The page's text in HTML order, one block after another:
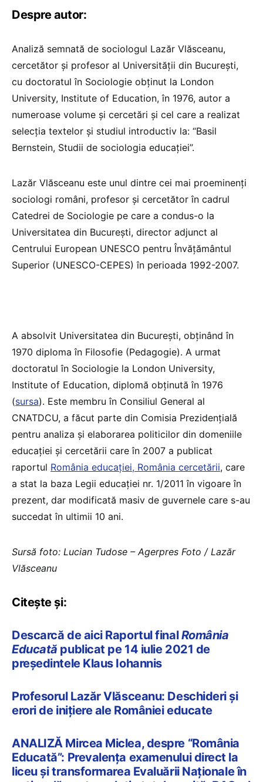
Despre autor:
Analiză semnată de sociologul Lazăr Vlăsceanu,
cercetător și profesor al Universității din București,
cu doctoratul în Sociologie obținut la London
University, Institute of Education, în 1976, autor a
numeroase volume și cercetări și cel care a realizat
selecţia textelor şi studiul introductiv la: “Basil
Bernstein, Studii de sociologia educaţiei”.
Lazăr Vlăsceanu este unul dintre cei mai proeminenți
sociologi români, profesor și cercetător în cadrul
Catedrei de Sociologie pe care a condus-o la
Universitatea din Bucureşti, director adjunct al
Centrului European UNESCO pentru Învăţământul
Superior (UNESCO-CEPES) în perioada 1992-2007.
A absolvit Universitatea din Bucureşti, obţinând în
1970 diploma în Filosofie (Pedagogie). A urmat
doctoratul în Sociologie la London University,
Institute of Education, diplomă obținută în 1976
(sursa). Este membru în Consiliul General al
CNATDCU, a făcut parte din Comisia Prezidenţială
pentru analiza şi elaborarea politicilor din domeniile
educaţiei şi cercetării care în 2007 a publicat
raportul România educaţiei, România cercetării, care
a stat la baza Legii educației nr. 1/2011 în vigoare în
prezent, dar modificată masiv de guvernele care s-au
succedat în ultimii 10 ani.
Sursă foto: Lucian Tudose – Agerpres Foto / Lazăr
Vlăsceanu
Citește și:
Descarcă de aici Raportul finalRomânia
Educată publicat pe 14 iulie 2021 de
președintele Klaus Iohannis
Profesorul Lazăr Vlăsceanu: Deschideri și
erori de inițiere ale României educate
ANALIZĂ Mircea Miclea, despre “România
Educată”: Prevalența examenului direct la
liceu și transformarea Evaluării Naționale în